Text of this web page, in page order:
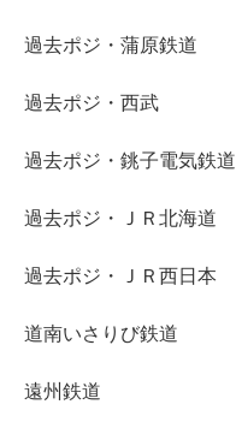
過去ポジ・蒲原鉄道
過去ポジ・西武
過去ポジ・銚子電気鉄道
過去ポジ・ＪＲ北海道
過去ポジ・ＪＲ西日本
道南いさりび鉄道
遠州鉄道